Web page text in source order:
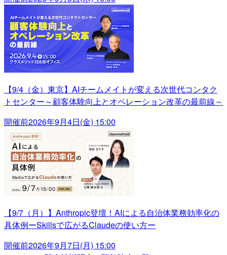
【9/4（金）東京】AIチームメイトが変える次世代コンタク
トセンター～顧客体験向上とオペレーション改革の最前線～
開催前2026年9月4日(金) 15:00
【9/7（月）】Anthropic登壇！AIによる自治体業務効率化の
具体例ーSkillsで広がるClaudeの使い方ー
開催前2026年9月7日(月) 15:00